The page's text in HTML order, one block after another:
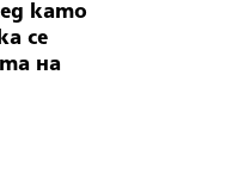
като
се
на